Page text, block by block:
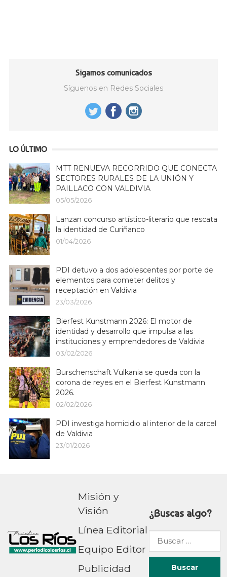
Sigamos comunicados
Síguenos en Redes Sociales
LO ÚLTIMO
MTT RENUEVA RECORRIDO QUE CONECTA
SECTORES RURALES DE LA UNIÓN Y
PAILLACO CON VALDIVIA
05/05/2026
Lanzan concurso artístico-literario que rescata
la identidad de Curiñanco
01/04/2026
PDI detuvo a dos adolescentes por porte de
elementos para cometer delitos y
receptación en Valdivia
23/03/2026
Bierfest Kunstmann 2026: El motor de
identidad y desarrollo que impulsa a las
instituciones y emprendedores de Valdivia
03/02/2026
Burschenschaft Vulkania se queda con la
corona de reyes en el Bierfest Kunstmann
2026.
02/02/2026
PDI investiga homicidio al interior de la carcel
de Valdivia
23/01/2026
Misión y
Visión
Línea Editorial
Equipo Editor
Publicidad
¿Buscas algo?
Buscar
por: